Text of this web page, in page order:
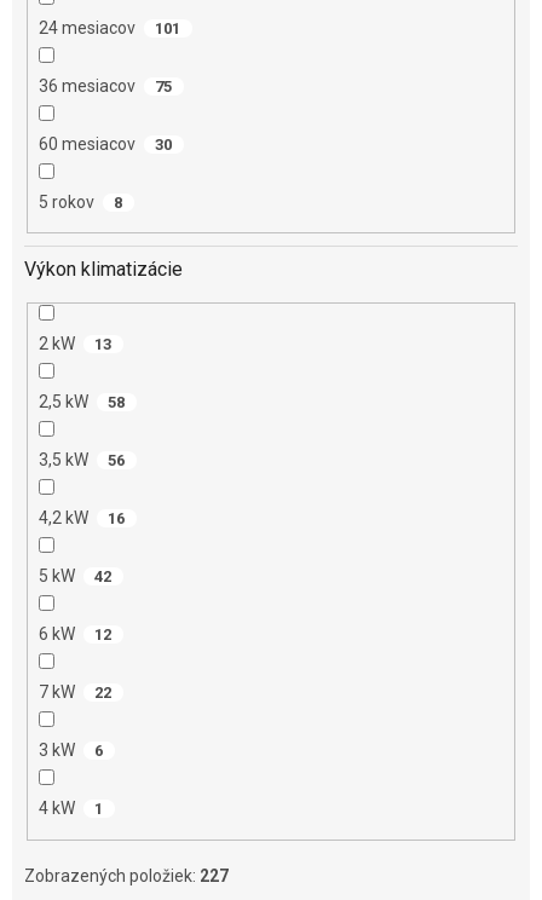
Výkon klimatizácie
2 kW 13
2,5 kW 58
3,5 kW 56
4,2 kW 16
5 kW 42
6 kW 12
7 kW 22
3 kW 6
4 kW 1
24 mesiacov 101
36 mesiacov 75
60 mesiacov 30
5 rokov 8
Zobrazených položiek: 227